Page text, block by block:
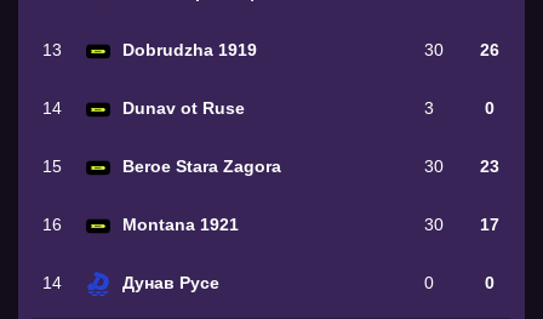
13 Dobrudzha 1919 30 26
14 Dunav ot Ruse 3 0
15 Beroe Stara Zagora 30 23
16 Montana 1921 30 17
14 Дунав Русе 0 0